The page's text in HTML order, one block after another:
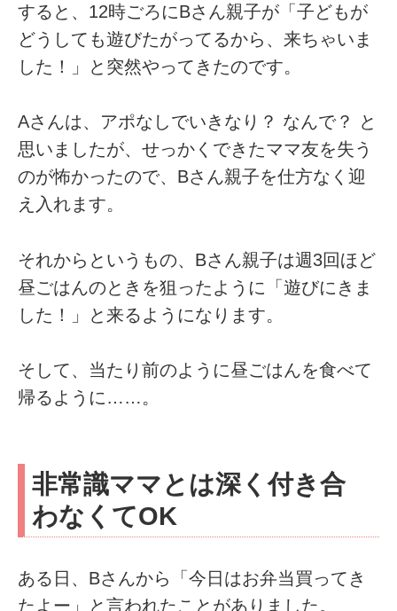
すると、12時ごろにBさん親子が「子どもが
どうしても遊びたがってるから、来ちゃいま
した！」と突然やってきたのです。
Aさんは、アポなしでいきなり？ なんで？ と
思いましたが、せっかくできたママ友を失う
のが怖かったので、Bさん親子を仕方なく迎
え入れます。
それからというもの、Bさん親子は週3回ほど
昼ごはんのときを狙ったように「遊びにきま
した！」と来るようになります。
そして、当たり前のように昼ごはんを食べて
帰るように……。
非常識ママとは深く付き合
わなくてOK
ある日、Bさんから「今日はお弁当買ってき
たよー」と言われたことがありました。